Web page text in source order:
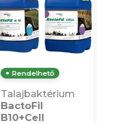
Rendelhető
Talajbaktérium
BactoFil
B10+Cell